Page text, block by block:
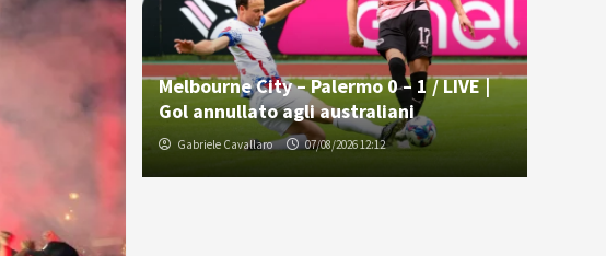
Melbourne City – Palermo 0 – 1 / LIVE |
Gol annullato agli australiani
Gabriele Cavallaro 07/08/2026 12:12